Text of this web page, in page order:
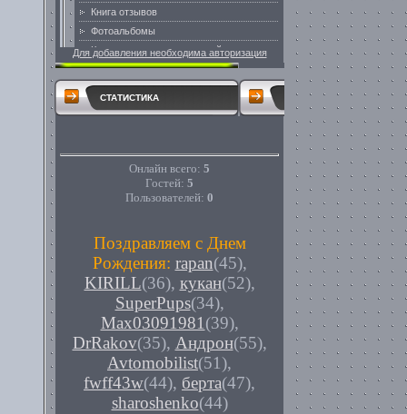
Для добавления необходима авторизация
СТАТИСТИКА
Онлайн всего: 5
Гостей: 5
Пользователей: 0
Поздравляем с Днем
Рождения: rapan(45),
KIRILL(36), кукан(52),
SuperPups(34),
Max03091981 (39),
DrRakov(35), Андрон(55),
Avtomobilist(51),
fwff43w(44), берта(47),
sharoshenko(44)